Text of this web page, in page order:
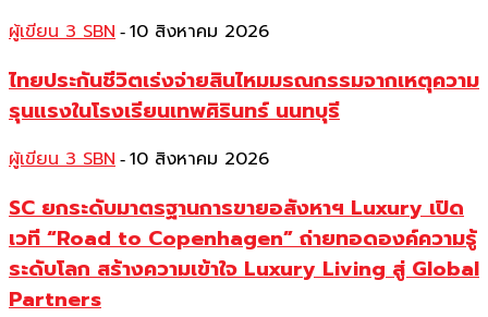
ผู้เขียน 3 SBN - 10 สิงหาคม 2026
ไทยประกันชีวิตเร่งจ่ายสินไหมมรณกรรมจากเหตุความ
รุนแรงในโรงเรียนเทพศิรินทร์ นนทบุรี
ผู้เขียน 3 SBN - 10 สิงหาคม 2026
SC ยกระดับมาตรฐานการขายอสังหาฯ Luxury เปิด
เวที “Road to Copenhagen” ถ่ายทอดองค์ความรู้
ระดับโลก สร้างความเข้าใจ Luxury Living สู่ Global
Partners